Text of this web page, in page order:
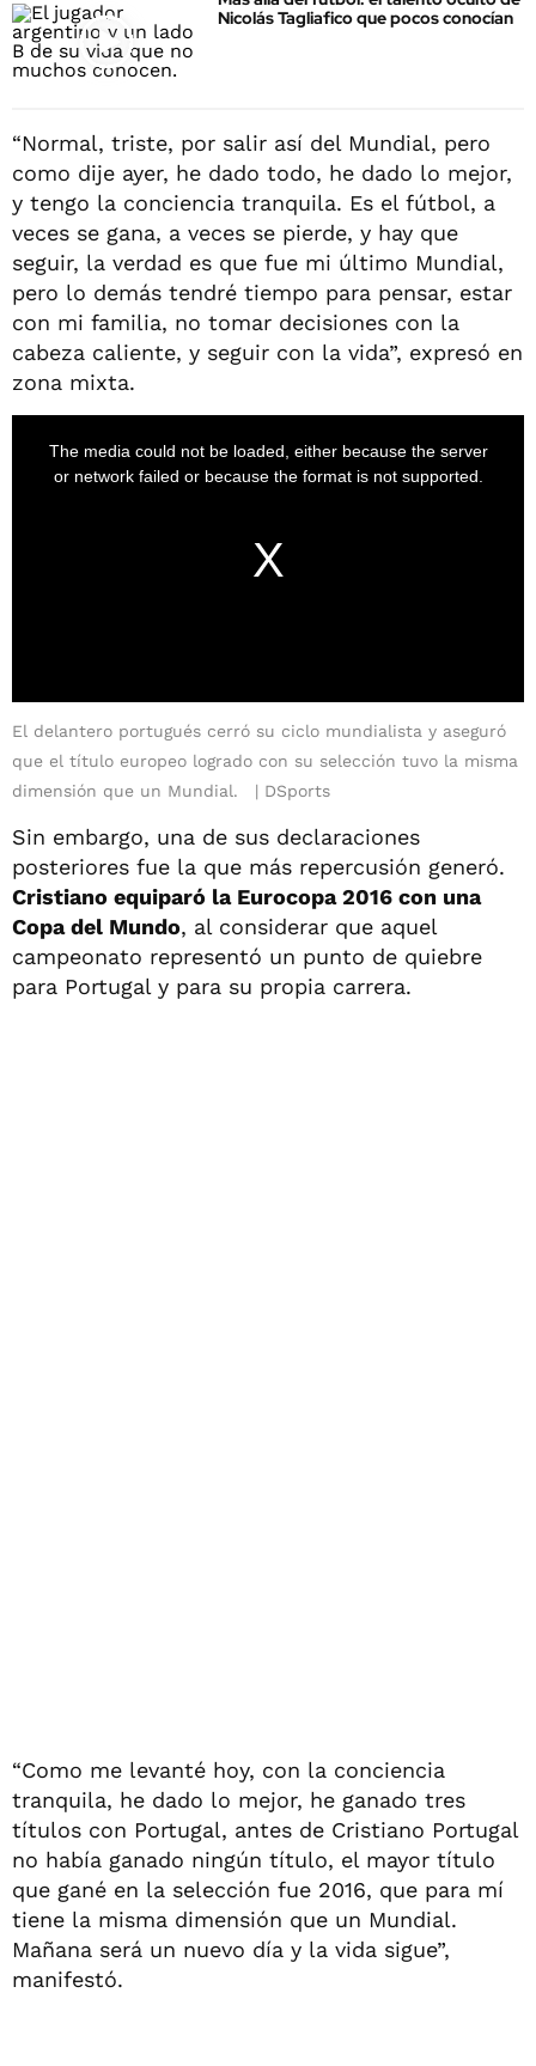
Nicolás Tagliafico que pocos conocían
“Normal, triste, por salir así del Mundial, pero
como dije ayer, he dado todo, he dado lo mejor,
y tengo la conciencia tranquila. Es el fútbol, a
veces se gana, a veces se pierde, y hay que
seguir, la verdad es que fue mi último Mundial,
pero lo demás tendré tiempo para pensar, estar
con mi familia, no tomar decisiones con la
cabeza caliente, y seguir con la vida”, expresó en
zona mixta.
El delantero portugués cerró su ciclo mundialista y aseguró
que el título europeo logrado con su selección tuvo la misma
dimensión que un Mundial.
DSports
Sin embargo, una de sus declaraciones
posteriores fue la que más repercusión generó.
Cristiano equiparó la Eurocopa 2016 con una
Copa del Mundo, al considerar que aquel
campeonato representó un punto de quiebre
para Portugal y para su propia carrera.
“Como me levanté hoy, con la conciencia
tranquila, he dado lo mejor, he ganado tres
títulos con Portugal, antes de Cristiano Portugal
no había ganado ningún título, el mayor título
que gané en la selección fue 2016, que para mí
tiene la misma dimensión que un Mundial.
Mañana será un nuevo día y la vida sigue”,
manifestó.